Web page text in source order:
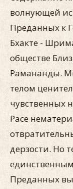
волнующей
Преданных к
Бхакте -
обществе
Рамананды.
телом
чувственных
Расе
дерзости. Но
Преданных